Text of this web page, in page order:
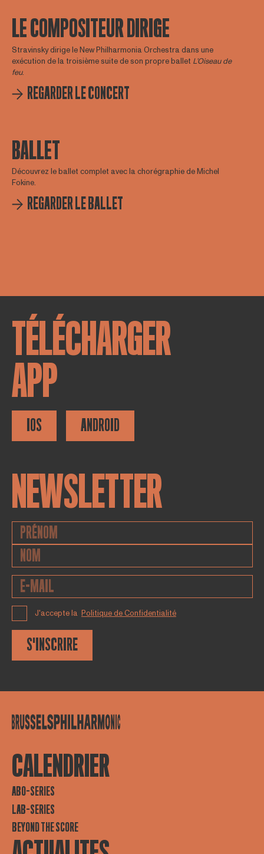
LE COMPOSITEUR DIRIGE
Stravinsky dirige le New Philharmonia Orchestra dans une
exécution de la troisième suite de son propre ballet L’Oiseau de
feu.
REGARDER LE CONCERT
BALLET
Découvrez le ballet complet avec la chorégraphie de Michel
Fokine.
REGARDER LE BALLET
TÉLÉCHARGER
APP
IOS ANDROID
NEWSLETTER
J'accepte la Politique de Confidentialité
S'INSCRIRE
CALENDRIER
ABO-SERIES
LAB-SERIES
BEYOND THE SCORE